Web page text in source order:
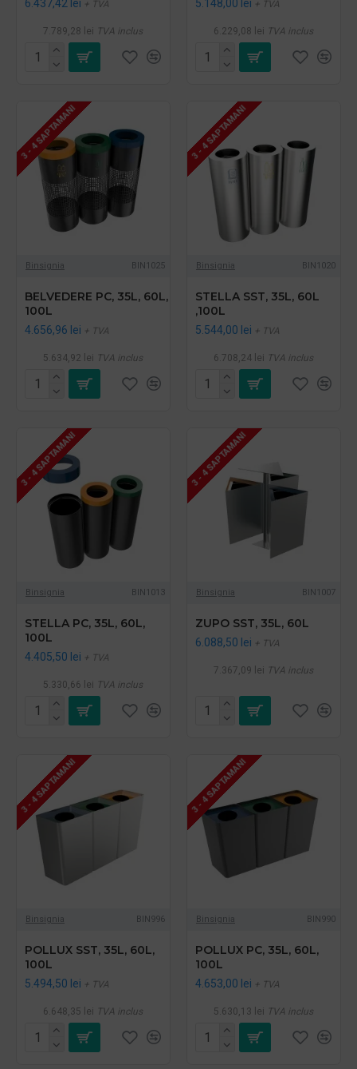
6.437,42 lei + TVA
7.789,28 lei TVA inclus
5.148,00 lei + TVA
6.229,08 lei TVA inclus
3 - 4 SAPTAMANI
Binsignia BIN1025
BELVEDERE PC, 35L, 60L,
100L
4.656,96 lei + TVA
5.634,92 lei TVA inclus
3 - 4 SAPTAMANI
Binsignia BIN1020
STELLA SST, 35L, 60L
,100L
5.544,00 lei + TVA
6.708,24 lei TVA inclus
3 - 4 SAPTAMANI
Binsignia BIN1013
STELLA PC, 35L, 60L,
100L
4.405,50 lei + TVA
5.330,66 lei TVA inclus
3 - 4 SAPTAMANI
Binsignia BIN1007
ZUPO SST, 35L, 60L
6.088,50 lei + TVA
7.367,09 lei TVA inclus
3 - 4 SAPTAMANI
Binsignia BIN996
POLLUX SST, 35L, 60L,
100L
5.494,50 lei + TVA
6.648,35 lei TVA inclus
3 - 4 SAPTAMANI
Binsignia BIN990
POLLUX PC, 35L, 60L,
100L
4.653,00 lei + TVA
5.630,13 lei TVA inclus